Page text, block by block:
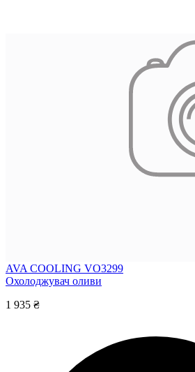
AVA COOLING VO3299
Охолоджувач оливи
1 935 ₴